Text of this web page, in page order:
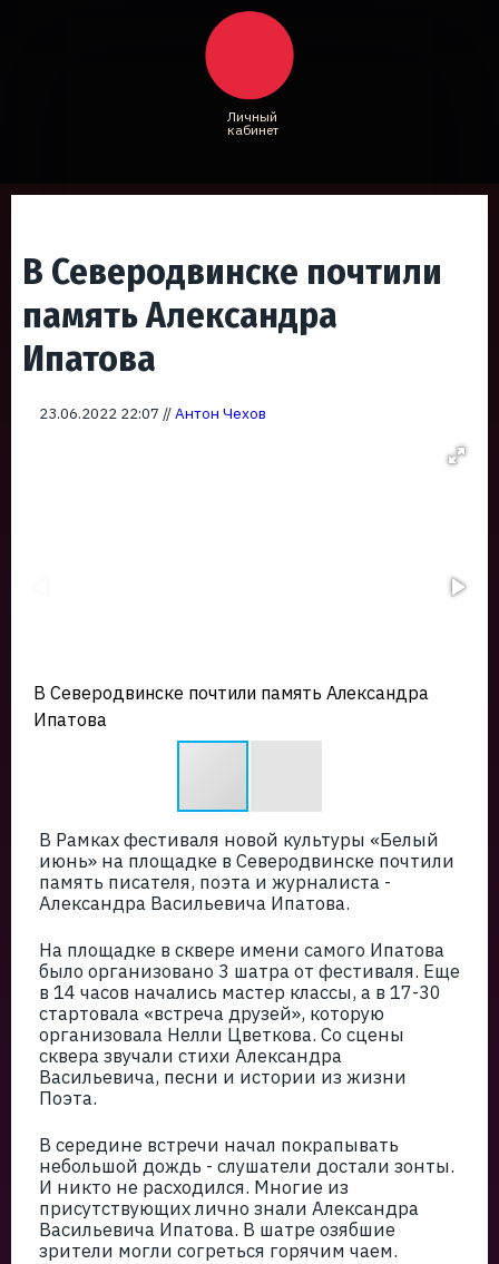
Личный
кабинет
В Северодвинске почтили
память Александра
Ипатова
23.06.2022 22:07 //Антон Чехов
В Северодвинске почтили память Александра
Ипатова
В Рамках фестиваля новой культуры «Белый
июнь» на площадке в Северодвинске почтили
память писателя, поэта и журналиста -
Александра Васильевича Ипатова.
На площадке в сквере имени самого Ипатова
было организовано 3 шатра от фестиваля. Еще
в 14 часов начались мастер классы, а в 17-30
стартовала «встреча друзей», которую
организовала Нелли Цветкова. Со сцены
сквера звучали стихи Александра
Васильевича, песни и истории из жизни
Поэта.
В середине встречи начал покрапывать
небольшой дождь - слушатели достали зонты.
И никто не расходился. Многие из
присутствующих лично знали Александра
Васильевича Ипатова. В шатре озябшие
зрители могли согреться горячим чаем.